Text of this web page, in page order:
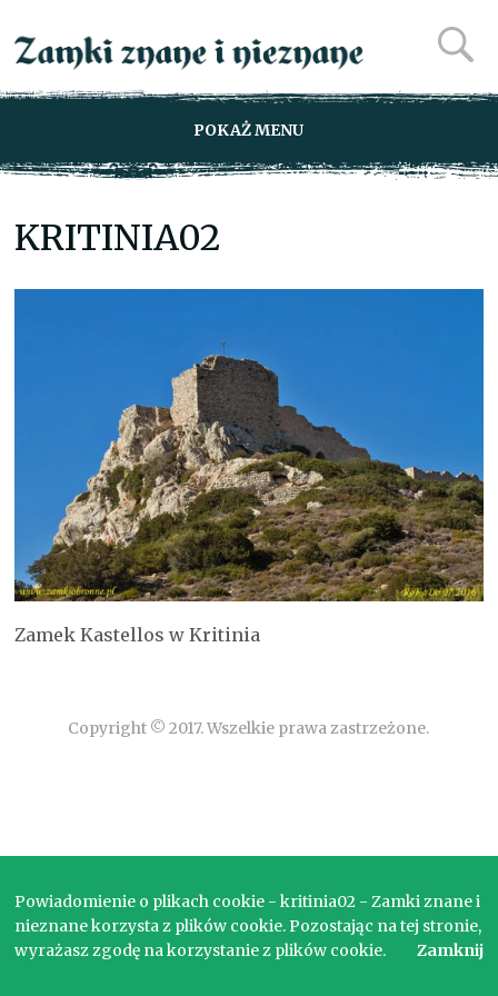
POKAŻ MENU
KRITINIA02
Zamek Kastellos w Kritinia
Copyright © 2017. Wszelkie prawa zastrzeżone.
Powiadomienie o plikach cookie - kritinia02 - Zamki znane i
nieznane korzysta z plików cookie. Pozostając na tej stronie,
wyrażasz zgodę na korzystanie z plików cookie.
Zamknij